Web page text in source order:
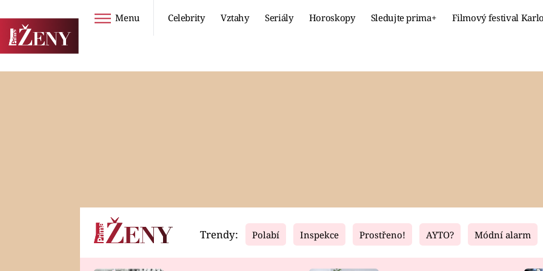
Menu Celebrity Vztahy Seriály Horoskopy Sledujte prima+ Filmový festival
Horoskopy Video Fresh Living
Trendy: Polabí Inspekce Prostřeno! AYTO? Módní alarm